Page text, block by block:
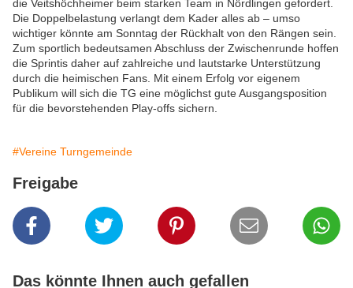
die Veitshöchheimer beim starken Team in Nördlingen gefordert.
Die Doppelbelastung verlangt dem Kader alles ab – umso
wichtiger könnte am Sonntag der Rückhalt von den Rängen sein.
Zum sportlich bedeutsamen Abschluss der Zwischenrunde hoffen
die Sprintis daher auf zahlreiche und lautstarke Unterstützung
durch die heimischen Fans. Mit einem Erfolg vor eigenem
Publikum will sich die TG eine möglichst gute Ausgangsposition
für die bevorstehenden Play-offs sichern.
#Vereine Turngemeinde
Freigabe
Das könnte Ihnen auch gefallen